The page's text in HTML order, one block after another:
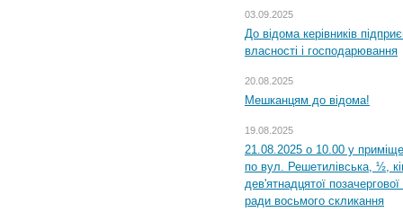
03.09.2025
До відома керівників
власності і господарювання
20.08.2025
Мешканцям до відома!
19.08.2025
21.08.2025 о 10.00 у
по вул. Решетилівська, ½,
дев'ятнадцятої
ради восьмого скликання